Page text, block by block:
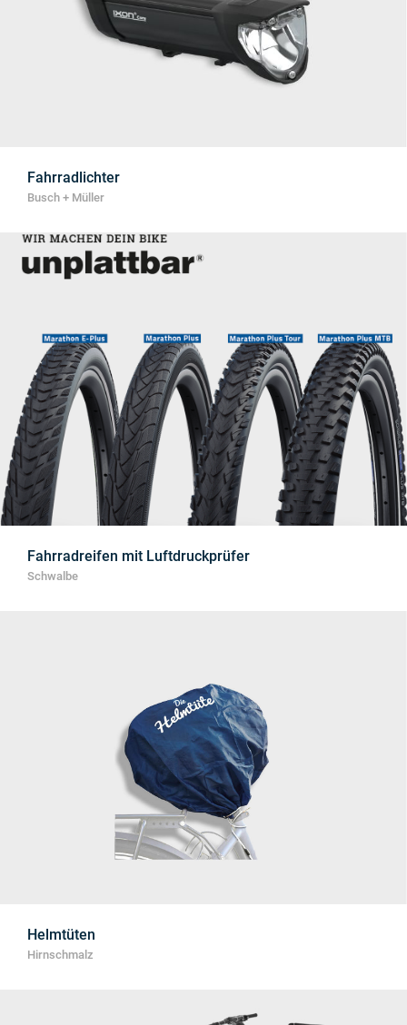
Fahrradlichter
Busch + Müller
Fahrradreifen mit Luftdruckprüfer
Schwalbe
Helmtüten
Hirnschmalz